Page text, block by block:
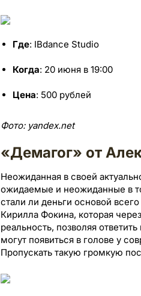
Где: IBdance Studio
Когда: 20 июня в 19:00
Цена: 500 рублей
Фото: yandex.net
«Демагог» от
Неожиданная в своей
ожидаемые и неожиданные в
стали ли деньги основой
Кирилла Фокина, которая
реальность, позволяя
могут появиться в голове у
Пропускать такую громкую